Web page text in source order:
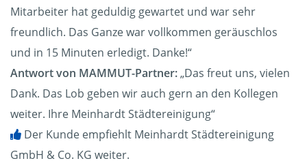
Mitarbeiter hat geduldig gewartet und war sehr
freundlich. Das Ganze war vollkommen geräuschlos
und in 15 Minuten erledigt. Danke!“
Antwort von MAMMUT-Partner:„Das freut uns, vielen
Dank. Das Lob geben wir auch gern an den Kollegen
weiter. Ihre Meinhardt Städtereinigung“
Der Kunde empfiehlt Meinhardt Städtereinigung
GmbH & Co. KG weiter.